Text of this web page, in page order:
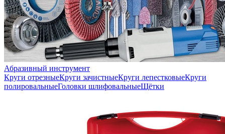
Абразивный инструмент
Круги отрезныеКруги зачистныеКруги лепестковыеКруги
полировальныеГоловки шлифовальныеЩётки